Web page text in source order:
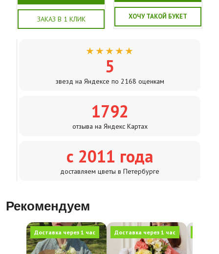
ЗАКАЗ В 1 КЛИК ХОЧУ ТАКОЙ БУКЕТ
★★★★★
5
звезд на Яндексе по 2168 оценкам
1792
отзыва на Яндекс Картах
с 2011 года
доставляем цветы в Петербурге
Рекомендуем
Доставка через 1 час Доставка через 1 час